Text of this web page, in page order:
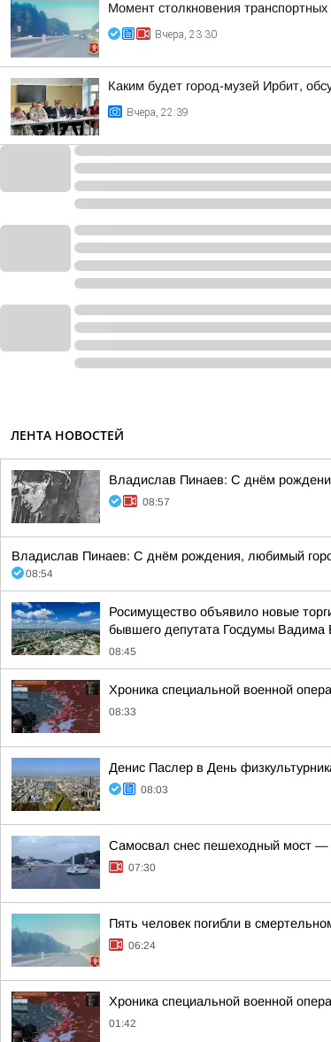
Момент столкновения
Вчера, 23:30
Каким будет город-музей Ирбит,
Вчера, 22:39
ЛЕНТА НОВОСТЕЙ
Владислав Пинаев: С днём
08:57
Владислав Пинаев: С днём рождения, любимый
08:54
Росимущество объявило новые
бывшего депутата Госдумы Вадима
08:45
Хроника специальной военной
08:33
Денис Паслер в День
08:03
Самосвал снес пешеходный мост —
07:30
Пять человек погибли в
06:24
Хроника специальной военной
01:42